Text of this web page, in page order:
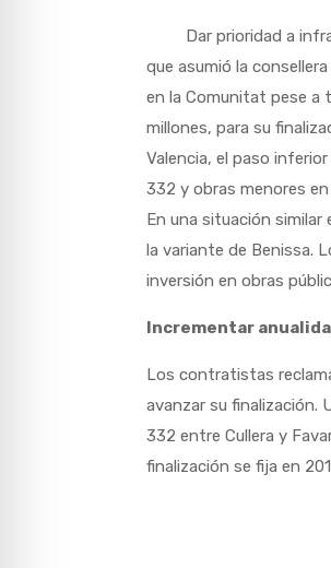
Dar prioridad a
que asumió la
en la Comunitat pese a
millones, para su
Valencia, el paso
332 y obras menores en
En una situación similar
la variante de Benissa.
inversión en obras
Incrementar
Los contratistas
avanzar su finalización.
332 entre Cullera y
finalización se fija en